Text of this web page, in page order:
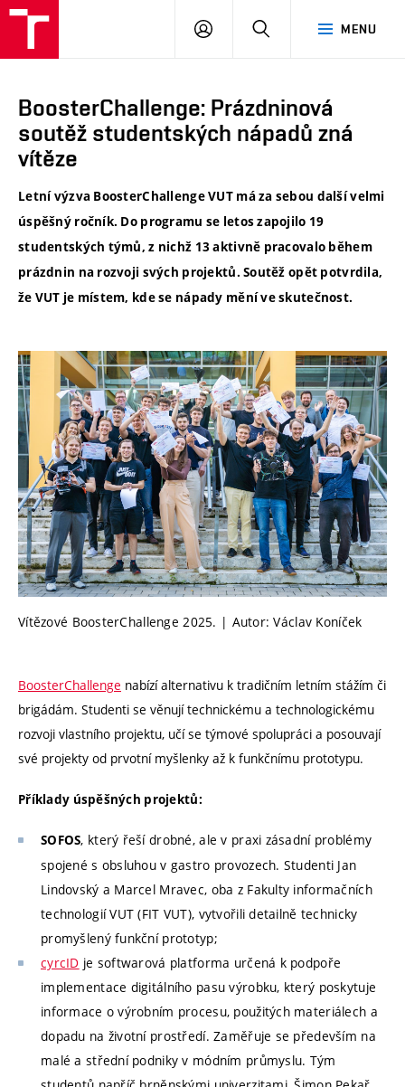
MENU
PŘIHLÁSIT
BoosterChallenge: Prázdninová
soutěž studentských nápadů zná
vítěze
Letní výzva BoosterChallenge VUT má za sebou další velmi
úspěšný ročník. Do programu se letos zapojilo 19
studentských týmů, z nichž 13 aktivně pracovalo během
prázdnin na rozvoji svých projektů. Soutěž opět potvrdila,
že VUT je místem, kde se nápady mění ve skutečnost.
Vítězové BoosterChallenge 2025. | Autor: Václav Koníček
BoosterChallenge nabízí alternativu k tradičním letním stážím či
brigádám. Studenti se věnují technickému a technologickému
rozvoji vlastního projektu, učí se týmové spolupráci a posouvají
své projekty od prvotní myšlenky až k funkčnímu prototypu.
Příklady úspěšných projektů:
SOFOS, který řeší drobné, ale v praxi zásadní problémy
spojené s obsluhou v gastro provozech. Studenti Jan
Lindovský a Marcel Mravec, oba z Fakulty informačních
technologií VUT (FIT VUT), vytvořili detailně technicky
promyšlený funkční prototyp;
cyrcID je softwarová platforma určená k podpoře
implementace digitálního pasu výrobku, který poskytuje
informace o výrobním procesu, použitých materiálech a
dopadu na životní prostředí. Zaměřuje se především na
malé a střední podniky v módním průmyslu. Tým